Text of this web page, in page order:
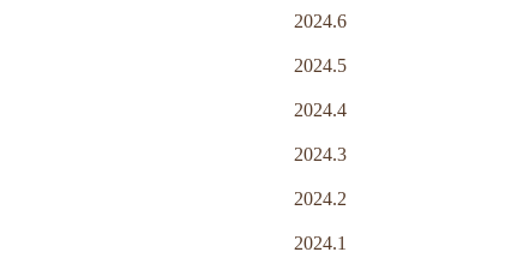
2024.6
2024.5
2024.4
2024.3
2024.2
2024.1